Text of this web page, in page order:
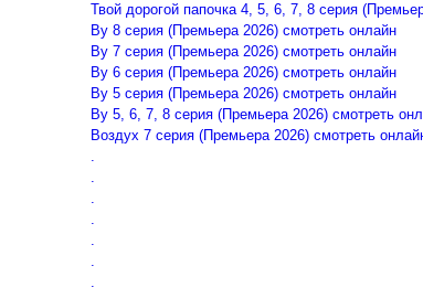
Твой дорогой папочка 4, 5, 6, 7, 8 серия
Ву 8 серия (Премьера 2026) смотреть онлайн
Ву 7 серия (Премьера 2026) смотреть онлайн
Ву 6 серия (Премьера 2026) смотреть онлайн
Ву 5 серия (Премьера 2026) смотреть онлайн
Ву 5, 6, 7, 8 серия (Премьера 2026) смотреть
Воздух 7 серия (Премьера 2026) смотреть
.
.
.
.
.
.
.